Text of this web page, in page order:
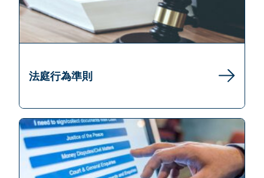
法庭行為準則